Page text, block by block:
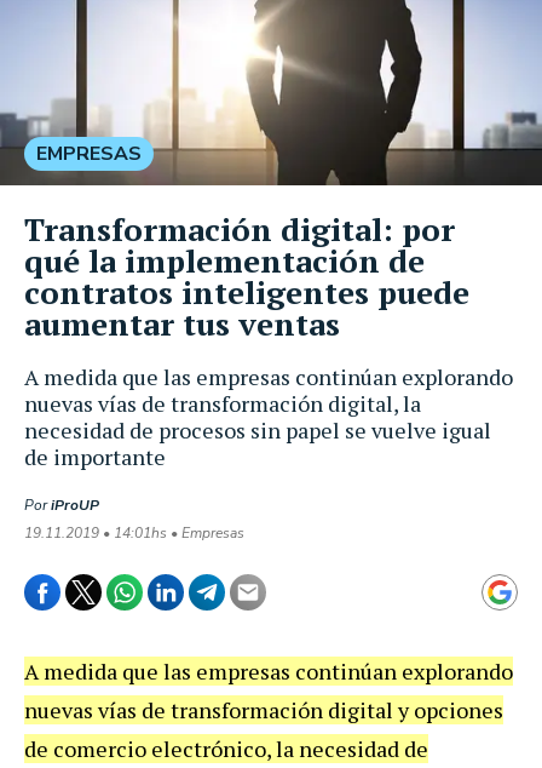
A medida que las empresas continúan explorando
nuevas vías de transformación digital, la
necesidad de procesos sin papel se vuelve igual
de importante
PoriProUP
19.11.2019 • 14:01hs • Empresas
EMPRESAS
Transformación digital: por
qué la implementación de
contratos inteligentes puede
aumentar tus ventas
A medida que las empresas continúan explorando
nuevas vías de transformación digital y opciones
de comercio electrónico, la necesidad de